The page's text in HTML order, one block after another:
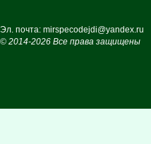
Эл. почта: mirspecodejdi@yandex.ru
© 2014-2026 Все права защищены